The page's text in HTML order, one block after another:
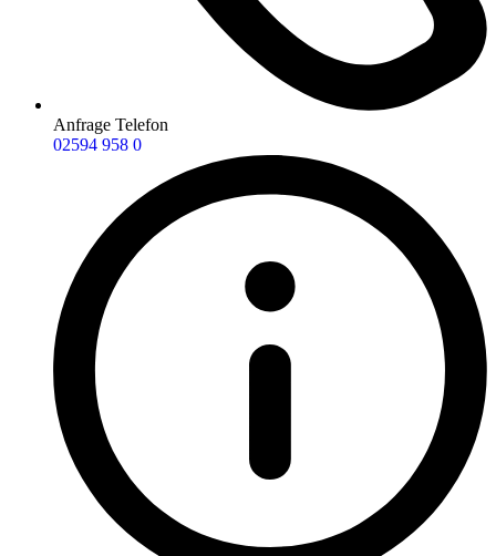
Anfrage Telefon
02594 958 0